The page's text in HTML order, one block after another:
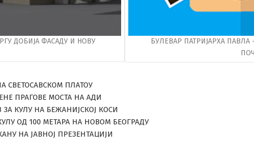
ДОБИЈА ФАСАДУ И НОВУ
БУЛЕВАР ПАТРИЈАРХА ПАВЛА
СВЕТОСАВСКОМ ПЛАТОУ
ПРАГОВЕ МОСТА НА АДИ
КУЛУ НА БЕЖАНИЈСКОЈ КОСИ
ОД 100 МЕТАРА НА НОВОМ БЕОГРАДУ
НА ЈАВНОЈ ПРЕЗЕНТАЦИЈИ